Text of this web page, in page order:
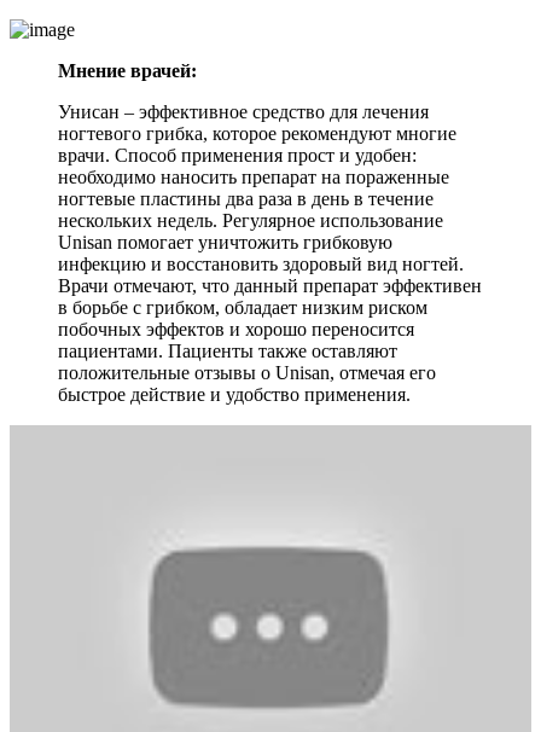
Мнение врачей:
Унисан – эффективное средство для лечения
ногтевого грибка, которое рекомендуют многие
врачи. Способ применения прост и удобен:
необходимо наносить препарат на пораженные
ногтевые пластины два раза в день в течение
нескольких недель. Регулярное использование
Unisan помогает уничтожить грибковую
инфекцию и восстановить здоровый вид ногтей.
Врачи отмечают, что данный препарат эффективен
в борьбе с грибком, обладает низким риском
побочных эффектов и хорошо переносится
пациентами. Пациенты также оставляют
положительные отзывы о Unisan, отмечая его
быстрое действие и удобство применения.